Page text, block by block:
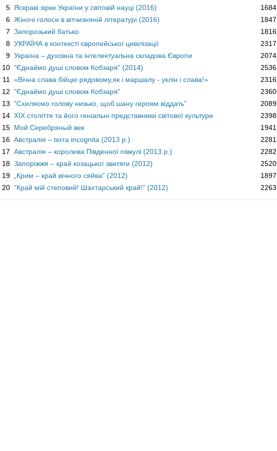
5 Яскраві зірки України у світовій науці (2016)
1684
6 Жіночі голоси в вітчизняній літературі (2016)
1847
7 Запорозький батько
1816
8 УКРАЇНА в контексті європейської цивілізації
2317
9 Україна – духовна та інтелектуальна складова Європи
2074
10 "Єднаймо душі словом Кобзаря" (2014)
2536
11
«Вічна слава бійцю рядовому,як і маршалу - уклін і слава!»
2316
12 "Єднаймо душі словом Кобзаря"
2360
13 "Схиляємо голову низько, щоб шану героям віддать"
2089
14 ХІХ століття та його геніальні представники світової культури
2398
15 Мой Серебряный век
1941
16 Австралія – terra incognita (2013 р.)
2281
17 Австралія – королева Південної півкулі (2013 р.)
2282
18 Запоріжжя – край козацької звитяги (2012)
2520
19
„Крим – край вічного сяйва” (2012)
1897
20 ”Край мій степовий! Шахтарський край!” (2012) 2263